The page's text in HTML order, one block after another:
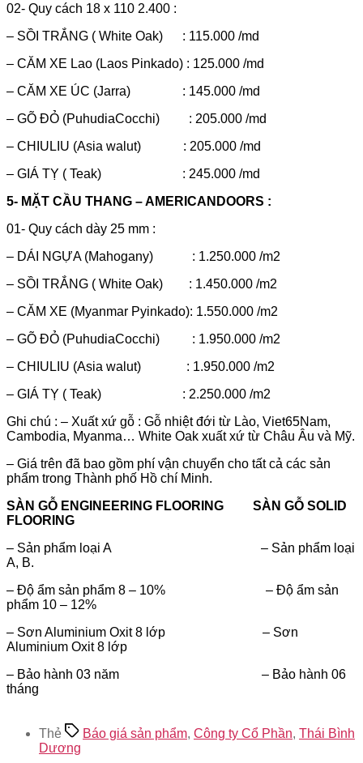
02- Quy cách 18 x 110 2.400 :
– SỒI TRẮNG ( White Oak) : 115.000 /md
– CĂM XE Lao (Laos Pinkado) : 125.000 /md
– CĂM XE ÚC (Jarra) : 145.000 /md
– GÕ ĐỎ (PuhudiaCocchi) : 205.000 /md
– CHIULIU (Asia walut) : 205.000 /md
– GIÁ TỴ ( Teak) : 245.000 /md
5- MẶT CẦU THANG – AMERICANDOORS :
01- Quy cách dày 25 mm :
– DÁI NGỰA (Mahogany) : 1.250.000 /m2
– SỒI TRẮNG ( White Oak) : 1.450.000 /m2
– CĂM XE (Myanmar Pyinkado): 1.550.000 /m2
– GÕ ĐỎ (PuhudiaCocchi) : 1.950.000 /m2
– CHIULIU (Asia walut) : 1.950.000 /m2
– GIÁ TỴ ( Teak) : 2.250.000 /m2
Ghi chú : – Xuất xứ gỗ : Gỗ nhiệt đới từ Lào, Viet65Nam,
Cambodia, Myanma… White Oak xuất xứ từ Châu Âu và Mỹ.
– Giá trên đã bao gồm phí vận chuyển cho tất cả các sản
phẩm trong Thành phố Hồ chí Minh.
SÀN GỖ ENGINEERING FLOORING SÀN GỖ SOLID
FLOORING
– Sản phẩm loại A – Sản phẩm loại
A, B.
– Độ ẩm sản phẩm 8 – 10% – Độ ẩm sản
phẩm 10 – 12%
– Sơn Aluminium Oxit 8 lớp – Sơn
Aluminium Oxit 8 lớp
– Bảo hành 03 năm – Bảo hành 06
tháng
Thẻ Báo giá sản phẩm, Công ty Cổ Phần, Thái Bình
Dương